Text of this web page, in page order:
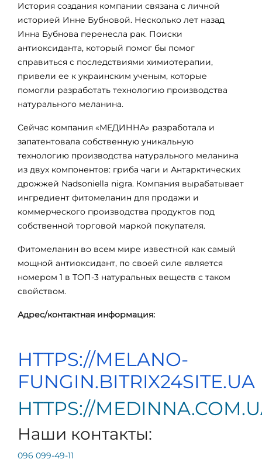
История создания компании связана с личной
историей Инне Бубновой. Несколько лет назад
Инна Бубнова перенесла рак. Поиски
антиоксиданта, который помог бы помог
справиться с последствиями химиотерапии,
привели ее к украинским ученым, которые
помогли разработать технологию производства
натурального меланина.
Сейчас компания «МЕДИННА» разработала и
запатентовала собственную уникальную
технологию производства натурального меланина
из двух компонентов: гриба чаги и Антарктических
дрожжей Nadsoniella nigra. Компания вырабатывает
ингредиент фитомеланин для продажи и
коммерческого производства продуктов под
собственной торговой маркой покупателя.
Фитомеланин во всем мире известной как самый
мощной антиоксидант, по своей силе является
номером 1 в ТОП-3 натуральных веществ с таком
свойством.
Адрес/контактная информация:
HTTPS://MELANO-
FUNGIN.BITRIX24SITE.UA
HTTPS://MEDINNA.COM.
Наши контакты:
096 099-49-11